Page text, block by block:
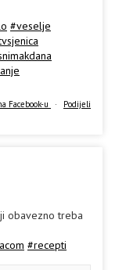
#veselje
Facebook-u · Podijeli
obavezno treba
#recepti